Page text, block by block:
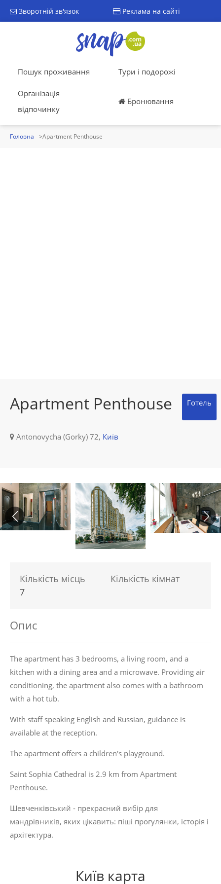
Зворотній зв'язок Реклама на сайті
Пошук проживання Тури і подорожі
Організація
відпочинку
Бронювання
Головна Apartment Penthouse
Apartment Penthouse Готель
Antonovycha (Gorky) 72, Київ
Кількість місць
7
Кількість кімнат
Опис
The apartment has 3 bedrooms, a living room, and a
kitchen with a dining area and a microwave. Providing air
conditioning, the apartment also comes with a bathroom
with a hot tub.
With staff speaking English and Russian, guidance is
available at the reception.
The apartment offers a children's playground.
Saint Sophia Cathedral is 2.9 km from Apartment
Penthouse.
Шевченківський - прекрасний вибір для
мандрівників, яких цікавить: піші прогулянки, історія і
архітектура.
Київ карта